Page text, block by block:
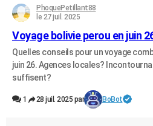
PhoquePetillant88
le 27 juil. 2025
Voyage bolivie perou en juin
Quelles conseils pour un voyage
juin 26. Agences locales?
suffisent?
1 28 juil. 2025 par BoBot